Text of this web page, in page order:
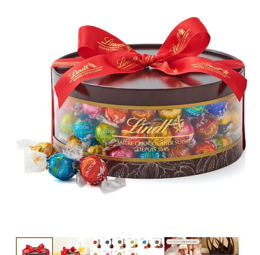
リンドール
フレーバー一覧
リンドール
関連商品一覧
チョコウェイファー
ショコラスイーツ
(焼き菓子)
リンツ・シン 送料無料
eギフト のし対応商品
メッセージカード対応
新商品 サマーチョコレート
リンツのご褒美サブス
ク
店舗を探す 店舗からのお知らせ カフェメニュー
完璧な仕上げ